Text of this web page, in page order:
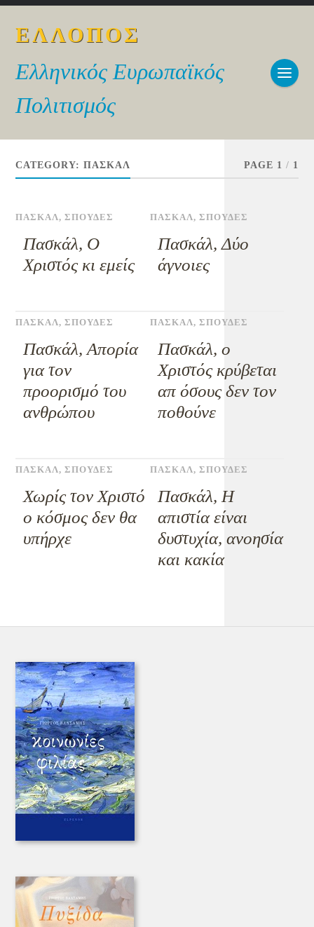
ΕΛΛΟΠΟΣ
Ελληνικός Ευρωπαϊκός
Πολιτισμός
CATEGORY:ΠΑΣΚΑΛ PAGE 1 / 1
ΠΑΣΚΑΛ,ΣΠΟΥΔΕΣ
Πασκάλ, Ο
Χριστός κι εμείς
ΠΑΣΚΑΛ, ΣΠΟΥΔΕΣ
Πασκάλ, Δύο
άγνοιες
ΠΑΣΚΑΛ,ΣΠΟΥΔΕΣ
Πασκάλ, Απορία
για τον
προορισμό του
ανθρώπου
ΠΑΣΚΑΛ, ΣΠΟΥΔΕΣ
Πασκάλ, ο
Χριστός κρύβεται
απ όσους δεν τον
ποθούνε
ΠΑΣΚΑΛ,ΣΠΟΥΔΕΣ
Χωρίς τον Χριστό
ο κόσμος δεν θα
υπήρχε
ΠΑΣΚΑΛ, ΣΠΟΥΔΕΣ
Πασκάλ, Η
απιστία είναι
δυστυχία, ανοησία
και κακία